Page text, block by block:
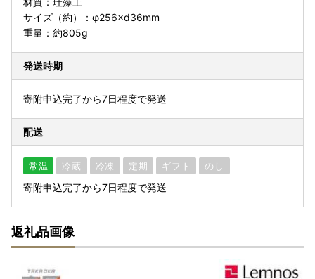
サイズ（約）：φ256×d36mm
重量：約805g
発送時期
寄附申込完了から7日程度で発送
配送
常温 冷蔵 冷凍 定期 ギフト のし
寄附申込完了から7日程度で発送
返礼品画像